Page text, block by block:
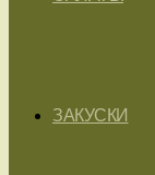
ЗАКУСКИ